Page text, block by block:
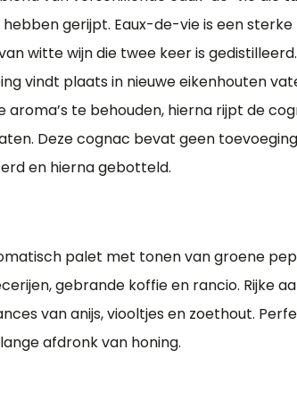
gerijpt. Eaux-de-vie is een sterke
witte wijn die twee keer is
vindt plaats in nieuwe eikenhouten
aroma’s te behouden, hierna rijpt de
Deze cognac bevat geen
en hierna gebotteld.
palet met tonen van groene
gebrande koffie en rancio. Rijke
van anijs, viooltjes en zoethout.
afdronk van honing.